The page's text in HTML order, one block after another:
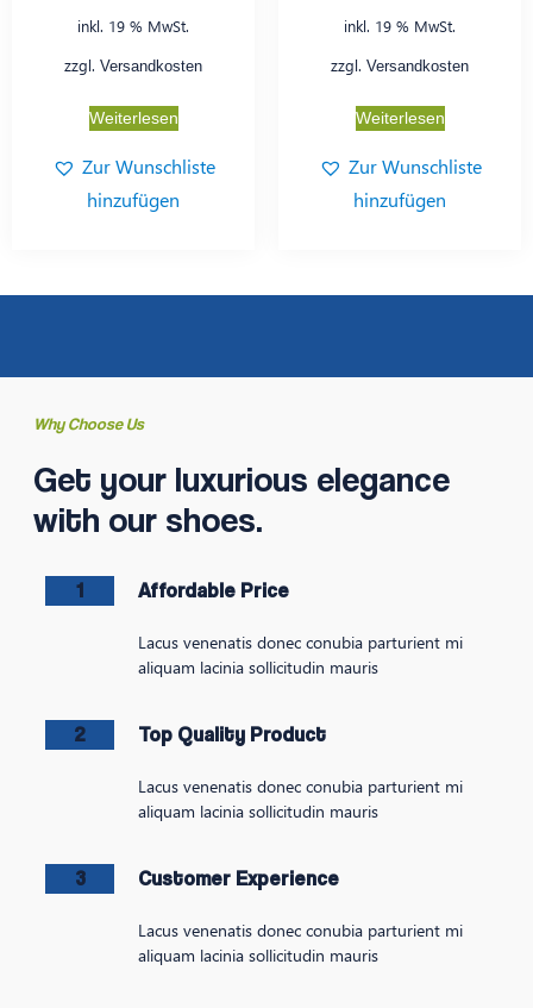
inkl. 19 % MwSt.
zzgl. Versandkosten
Weiterlesen
Zur Wunschliste
hinzufügen
inkl. 19 % MwSt.
zzgl. Versandkosten
Weiterlesen
Zur Wunschliste
hinzufügen
Why Choose Us
Get your luxurious elegance
with our shoes.
1 Affordable Price
Lacus venenatis donec conubia parturient mi
aliquam lacinia sollicitudin mauris
2 Top Quality Product
Lacus venenatis donec conubia parturient mi
aliquam lacinia sollicitudin mauris
3 Customer Experience
Lacus venenatis donec conubia parturient mi
aliquam lacinia sollicitudin mauris